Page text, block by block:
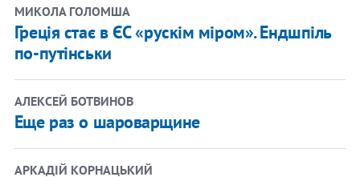
МИКОЛА ГОЛОМША
Греція стає в ЄС «рускім міром». Ендшпіль
по-путінськи
АЛЕКСЕЙ БОТВИНОВ
Еще раз о шароварщине
АРКАДІЙ КОРНАЦЬКИЙ